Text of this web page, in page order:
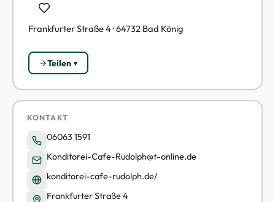
Frankfurter Straße 4 · 64732 Bad König
Teilen
KONTAKT
06063 1591
Konditorei-Cafe-Rudolph@t-online.de
konditorei-cafe-rudolph.de/
Frankfurter Straße 4